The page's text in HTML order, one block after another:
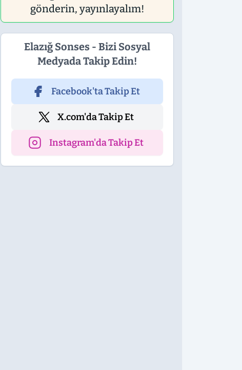
gönderin, yayınlayalım!
Elazığ Sonses - Bizi Sosyal
Medyada Takip Edin!
Facebook'ta Takip Et
X.com'da Takip Et
Instagram'da Takip Et